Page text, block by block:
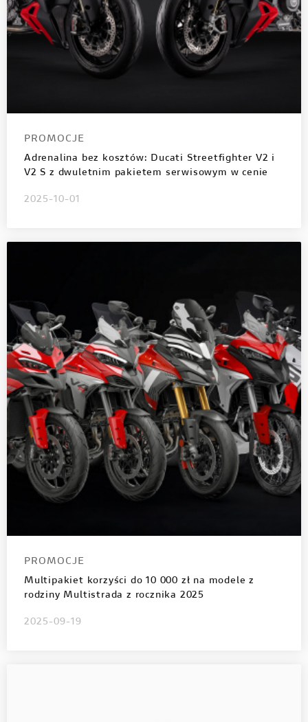
PROMOCJE
Adrenalina bez kosztów: Ducati Streetfighter V2 i
V2 S z dwuletnim pakietem serwisowym w cenie
2025-10-01
PROMOCJE
Multipakiet korzyści do 10 000 zł na modele z
rodziny Multistrada z rocznika 2025
2025-09-19